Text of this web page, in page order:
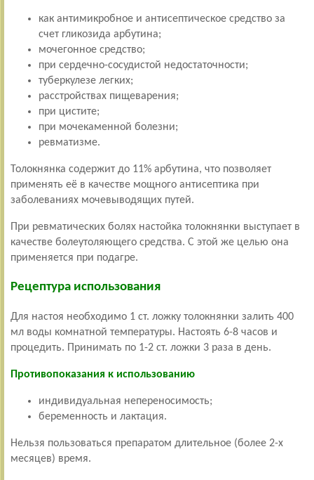
как антимикробное и антисептическое средство за
счет гликозида арбутина;
мочегонное средство;
при сердечно-сосудистой недостаточности;
туберкулезе легких;
расстройствах пищеварения;
при цистите;
при мочекаменной болезни;
ревматизме.
Толокнянка содержит до 11% арбутина, что позволяет
применять её в качестве мощного антисептика при
заболеваниях мочевыводящих путей.
При ревматических болях настойка толокнянки выступает в
качестве болеутоляющего средства. С этой же целью она
применяется при подагре.
Рецептура использования
Для настоя необходимо 1 ст. ложку толокнянки залить 400
мл воды комнатной температуры. Настоять 6-8 часов и
процедить. Принимать по 1-2 ст. ложки 3 раза в день.
Противопоказания к использованию
индивидуальная непереносимость;
беременность и лактация.
Нельзя пользоваться препаратом длительное (более 2-х
месяцев) время.